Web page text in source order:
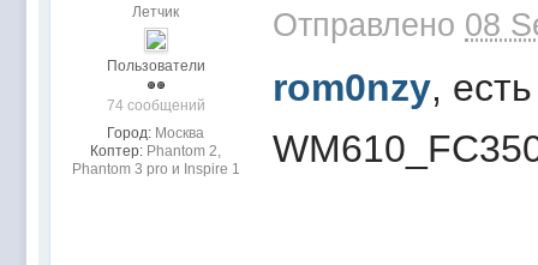
Летчик
Пользователи
74 сообщений
Город: Москва
Коптер: Phantom 2,
Phantom 3 pro и Inspire 1
Отправлено 08
rom0nzy,